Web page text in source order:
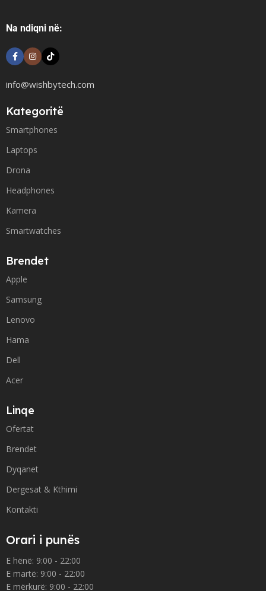
Na ndiqni në:
info@wishbytech.com
Kategoritë
Smartphones
Laptops
Drona
Headphones
Kamera
Smartwatches
Brendet
Apple
Samsung
Lenovo
Hama
Dell
Acer
Linqe
Ofertat
Brendet
Dyqanet
Dergesat & Kthimi
Kontakti
Orari i punës
E hënë: 9:00 - 22:00
E martë: 9:00 - 22:00
E mërkurë: 9:00 - 22:00